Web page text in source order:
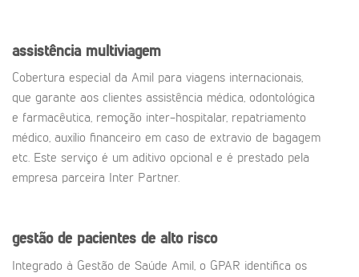
assistência multiviagem
Cobertura especial da Amil para viagens internacionais,
que garante aos clientes assistência médica, odontológica
e farmacêutica, remoção inter-hospitalar, repatriamento
médico, auxílio financeiro em caso de extravio de bagagem
etc. Este serviço é um aditivo opcional e é prestado pela
empresa parceira Inter Partner.
gestão de pacientes de alto risco
Integrado à Gestão de Saúde Amil, o GPAR identifica os